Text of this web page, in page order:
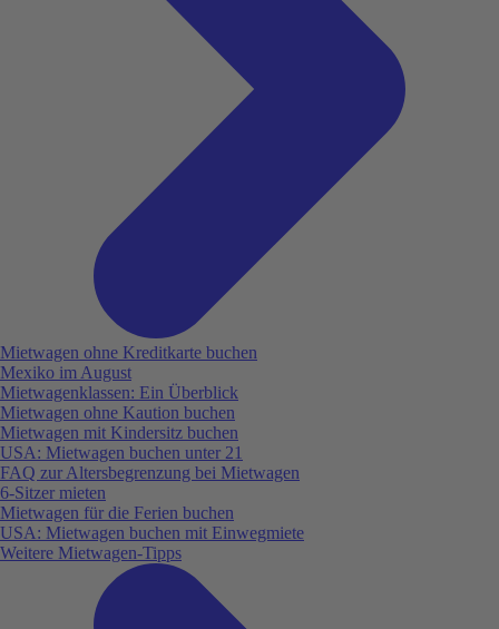
Mietwagen ohne Kreditkarte buchen
Mexiko im August
Mietwagenklassen: Ein Überblick
Mietwagen ohne Kaution buchen
Mietwagen mit Kindersitz buchen
USA: Mietwagen buchen unter 21
FAQ zur Altersbegrenzung bei Mietwagen
6-Sitzer mieten
Mietwagen für die Ferien buchen
USA: Mietwagen buchen mit Einwegmiete
Weitere Mietwagen-Tipps